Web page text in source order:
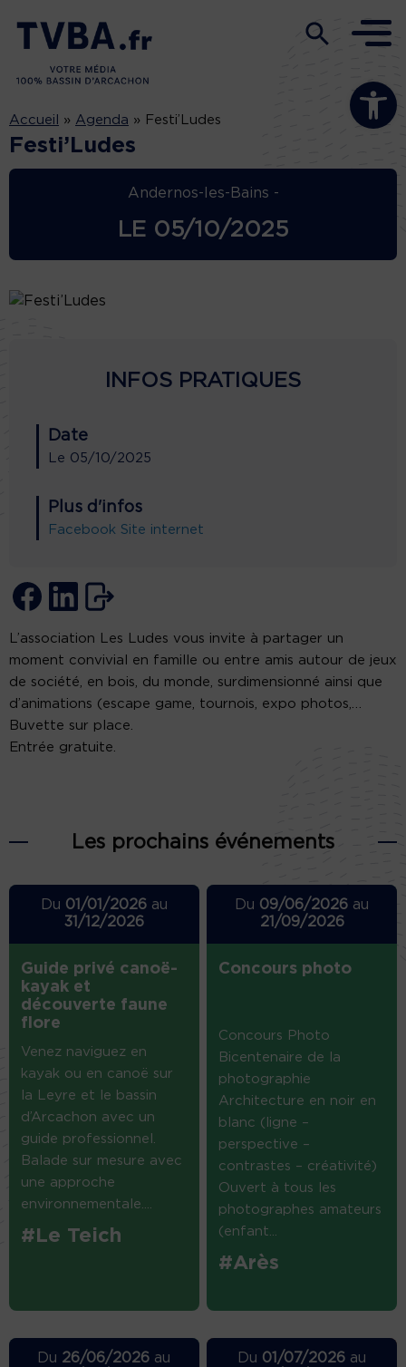
Ouvrir la
Accueil » Agenda » Festi’Ludes
Festi’Ludes
Andernos-les-Bains -
LE 05/10/2025
INFOS PRATIQUES
Date
Le 05/10/2025
Plus d'infos
Facebook Site internet
L’association Les Ludes vous invite à partager un
moment convivial en famille ou entre amis autour de jeux
de société, en bois, du monde, surdimensionné ainsi que
d’animations (escape game, tournois, expo photos,…
Buvette sur place.
Entrée gratuite.
Les prochains événements
Du 01/01/2026au
31/12/2026
Guide privé canoë-
kayak et
découverte faune
flore
Venez naviguez en
kayak ou en canoë sur
la Leyre et le bassin
d’Arcachon avec un
guide professionnel.
Balade sur mesure avec
une approche
environnementale....
#Le Teich
Du 09/06/2026 au
21/09/2026
Concours photo
Concours Photo
Bicentenaire de la
photographie
Architecture en noir en
blanc (ligne –
perspective –
contrastes – créativité)
Ouvert à tous les
photographes amateurs
(enfant...
#Arès
Du 26/06/2026 au
Du 01/07/2026 au